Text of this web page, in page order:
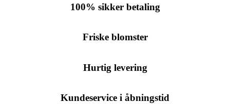
100% sikker betaling
Friske blomster
Hurtig levering
Kundeservice i åbningstid